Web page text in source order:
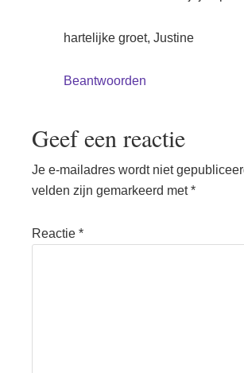
hartelijke groet, Justine
Beantwoorden
Geef een reactie
Je e-mailadres wordt niet
velden zijn gemarkeerd met*
Reactie *